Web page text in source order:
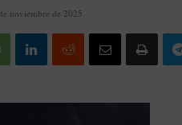
noviembre de 2025